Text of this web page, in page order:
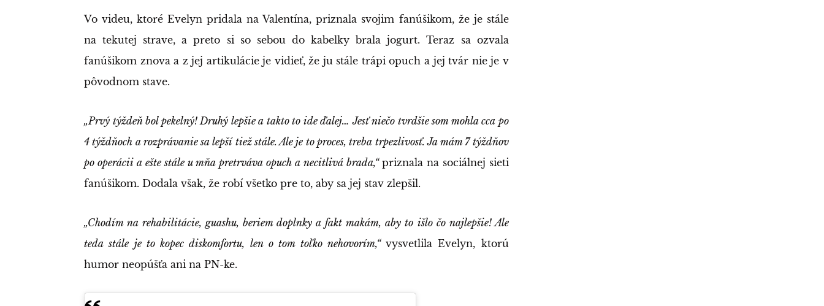
Vo videu, ktoré Evelyn pridala na Valentína, priznala svojim fanúšikom, že je stále
na tekutej strave, a preto si so sebou do kabelky brala jogurt. Teraz sa ozvala
fanúšikom znova a z jej artikulácie je vidieť, že ju stále trápi opuch a jej tvár nie je v
pôvodnom stave.
„Prvý týždeň bol pekelný! Druhý lepšie a takto to ide ďalej… Jesť niečo tvrdšie som mohla cca po
4 týždňoch a rozprávanie sa lepší tiež stále. Ale je to proces, treba trpezlivosť. Ja mám 7 týždňov
po operácii a ešte stále u mňa pretrváva opuch a necitlivá brada,“ priznala na sociálnej sieti
fanúšikom. Dodala však, že robí všetko pre to, aby sa jej stav zlepšil.
„Chodím na rehabilitácie, guashu, beriem doplnky a fakt makám, aby to išlo čo najlepšie! Ale
teda stále je to kopec diskomfortu, len o tom toľko nehovorím,“vysvetlila Evelyn, ktorú
humor neopúšťa ani na PN-ke.